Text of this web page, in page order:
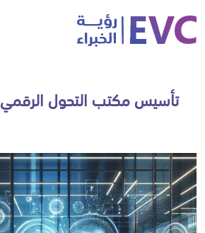
تأسيس مكتب التحول الرقمي